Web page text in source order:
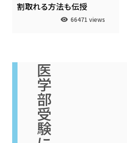
割取れる方法も伝授
66471 views
医
学
部
受
験